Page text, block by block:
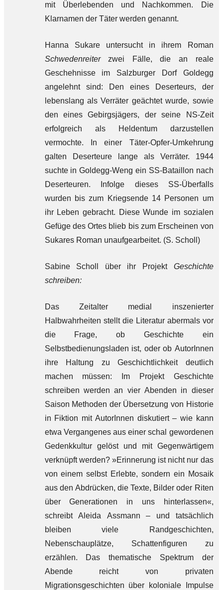
mit Überlebenden und Nachkommen. Die
Klarnamen der Täter werden genannt.
Hanna Sukare untersucht in ihrem Roman
Schwedenreiterzwei Fälle, die an reale
Geschehnisse im Salzburger Dorf Goldegg
angelehnt sind: Den eines Deserteurs, der
lebenslang als Verräter geächtet wurde, sowie
den eines Gebirgsjägers, der seine NS-Zeit
erfolgreich als Heldentum darzustellen
vermochte. In einer Täter-Opfer-Umkehrung
galten Deserteure lange als Verräter. 1944
suchte in Goldegg-Weng ein SS-Bataillon nach
Deserteuren. Infolge dieses SS-Überfalls
wurden bis zum Kriegsende 14 Personen um
ihr Leben gebracht. Diese Wunde im sozialen
Gefüge des Ortes blieb bis zum Erscheinen von
Sukares Roman unaufgearbeitet. (S. Scholl)
Sabine Scholl über ihr Projekt Geschichte
schreiben:
Das Zeitalter medial inszenierter
Halbwahrheiten stellt die Literatur abermals vor
die Frage, ob Geschichte ein
Selbstbedienungsladen ist, oder ob AutorInnen
ihre Haltung zu Geschichtlichkeit deutlich
machen müssen: Im Projekt Geschichte
schreiben werden an vier Abenden in dieser
Saison Methoden der Übersetzung von Historie
in Fiktion mit AutorInnen diskutiert – wie kann
etwa Vergangenes aus einer schal gewordenen
Gedenkkultur gelöst und mit Gegenwärtigem
verknüpft werden? »Erinnerung ist nicht nur das
von einem selbst Erlebte, sondern ein Mosaik
aus den Abdrücken, die Texte, Bilder oder Riten
über Generationen in uns hinterlassen«,
schreibt Aleida Assmann – und tatsächlich
bleiben viele Randgeschichten,
Nebenschauplätze, Schattenfiguren zu
erzählen. Das thematische Spektrum der
Abende reicht von privaten
Migrationsgeschichten über koloniale Impulse